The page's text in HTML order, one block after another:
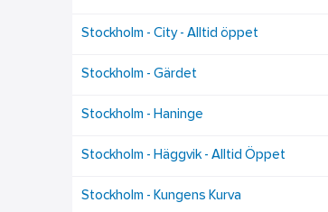
Stockholm - City - Alltid öppet
Stockholm - Gärdet
Stockholm - Haninge
Stockholm - Häggvik - Alltid Öppet
Stockholm - Kungens Kurva